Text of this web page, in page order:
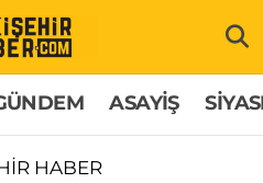
ASAYİŞ
HABER
Yoğunluk Haritası